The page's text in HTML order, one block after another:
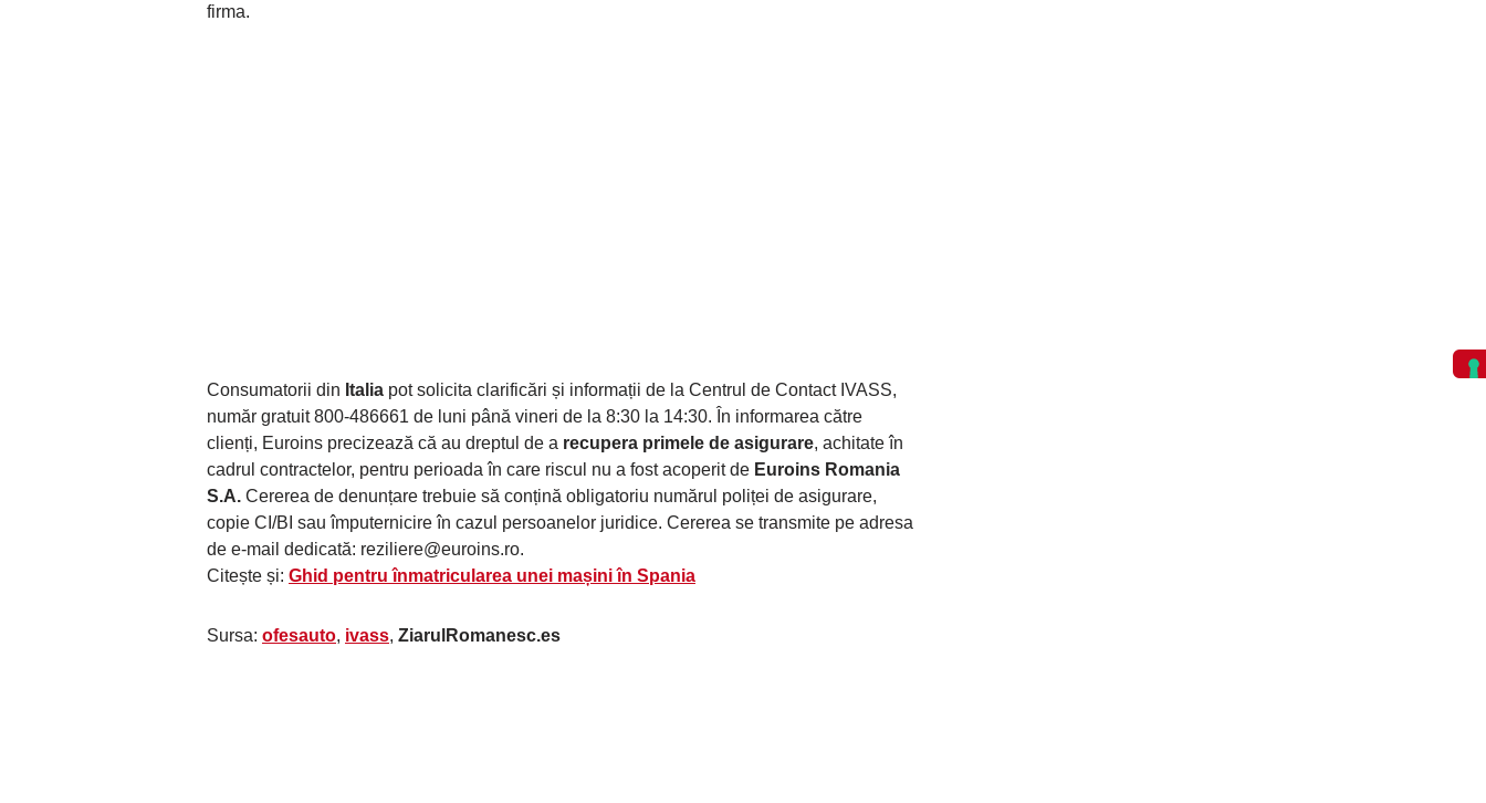
firma.
Consumatorii din Italia pot solicita clarificări și informații de la Centrul de Contact IVASS,
număr gratuit 800-486661 de luni până vineri de la 8:30 la 14:30. În informarea către
clienți, Euroins precizează că au dreptul de a recupera primele de asigurare, achitate în
cadrul contractelor, pentru perioada în care riscul nu a fost acoperit de Euroins Romania
S.A. Cererea de denunțare trebuie să conțină obligatoriu numărul poliței de asigurare,
copie CI/BI sau împuternicire în cazul persoanelor juridice. Cererea se transmite pe adresa
de e-mail dedicată: reziliere@euroins.ro.
Citește și: Ghid pentru înmatricularea unei mașini în Spania
Sursa: ofesauto, ivass, ZiarulRomanesc.es